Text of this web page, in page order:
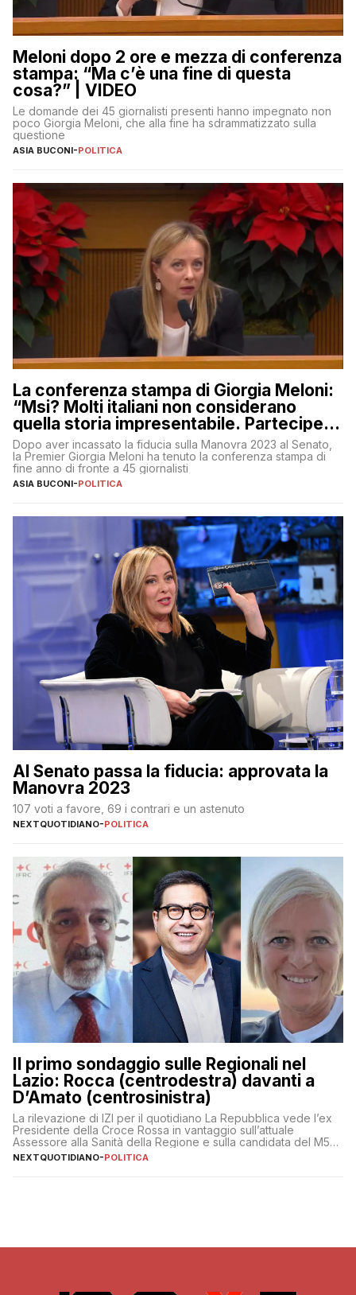
Meloni dopo 2 ore e mezza di conferenza
stampa: “Ma c’è una fine di questa
cosa?” | VIDEO
Le domande dei 45 giornalisti presenti hanno impegnato non
poco Giorgia Meloni, che alla fine ha sdrammatizzato sulla
questione
ASIA BUCONI-POLITICA
La conferenza stampa di Giorgia Meloni:
“Msi? Molti italiani non considerano
quella storia impresentabile. Parteciperò
al 25 aprile”
Dopo aver incassato la fiducia sulla Manovra 2023 al Senato,
la Premier Giorgia Meloni ha tenuto la conferenza stampa di
fine anno di fronte a 45 giornalisti
ASIA BUCONI-POLITICA
Al Senato passa la fiducia: approvata la
Manovra 2023
107 voti a favore, 69 i contrari e un astenuto
NEXTQUOTIDIANO-POLITICA
Il primo sondaggio sulle Regionali nel
Lazio: Rocca (centrodestra) davanti a
D’Amato (centrosinistra)
La rilevazione di IZI per il quotidiano La Repubblica vede l’ex
Presidente della Croce Rossa in vantaggio sull’attuale
Assessore alla Sanità della Regione e sulla candidata del M5S
Donatella Bianchi
NEXTQUOTIDIANO-POLITICA